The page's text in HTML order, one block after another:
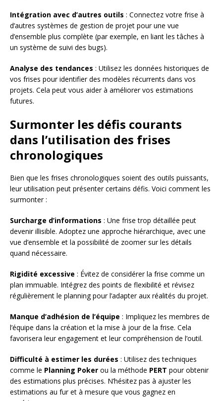
Intégration avec d’autres outils : Connectez votre frise à
d’autres systèmes de gestion de projet pour une vue
d’ensemble plus complète (par exemple, en liant les tâches à
un système de suivi des bugs).
Analyse des tendances : Utilisez les données historiques de
vos frises pour identifier des modèles récurrents dans vos
projets. Cela peut vous aider à améliorer vos estimations
futures.
Surmonter les défis courants
dans l’utilisation des frises
chronologiques
Bien que les frises chronologiques soient des outils puissants,
leur utilisation peut présenter certains défis. Voici comment les
surmonter :
Surcharge d’informations : Une frise trop détaillée peut
devenir illisible. Adoptez une approche hiérarchique, avec une
vue d’ensemble et la possibilité de zoomer sur les détails
quand nécessaire.
Rigidité excessive : Évitez de considérer la frise comme un
plan immuable. Intégrez des points de flexibilité et révisez
régulièrement le planning pour l’adapter aux réalités du projet.
Manque d’adhésion de l’équipe : Impliquez les membres de
l’équipe dans la création et la mise à jour de la frise. Cela
favorisera leur engagement et leur compréhension de l’outil.
Difficulté à estimer les durées : Utilisez des techniques
comme le Planning Poker ou la méthode PERT pour obtenir
des estimations plus précises. N’hésitez pas à ajuster les
estimations au fur et à mesure que vous gagnez en